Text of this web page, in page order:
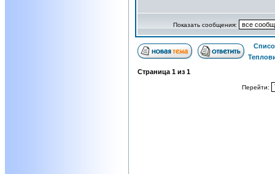
Показать сообщения:
Страница 1 из 1
Перейти: